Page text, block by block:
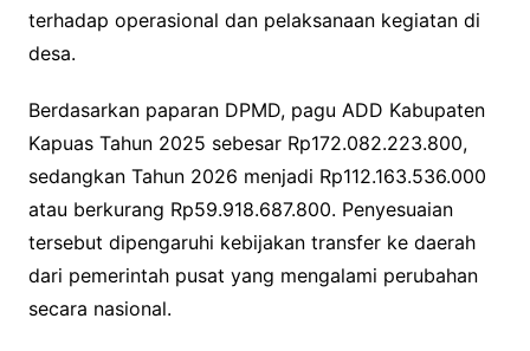
terhadap operasional dan pelaksanaan kegiatan di
desa.
Berdasarkan paparan DPMD, pagu ADD Kabupaten
Kapuas Tahun 2025 sebesar Rp172.082.223.800,
sedangkan Tahun 2026 menjadi Rp112.163.536.000
atau berkurang Rp59.918.687.800. Penyesuaian
tersebut dipengaruhi kebijakan transfer ke daerah
dari pemerintah pusat yang mengalami perubahan
secara nasional.